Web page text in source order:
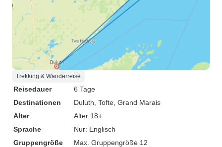
Trekking & Wanderreise
Reisedauer
6 Tage
Destinationen
Duluth , Tofte , Grand Marais
Alter
Alter 18+
Sprache
Nur: Englisch
Gruppengröße
Max. Gruppengröße 12